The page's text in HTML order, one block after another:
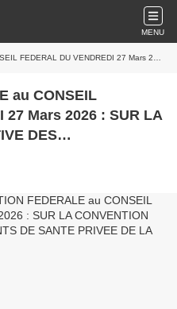
MENU
COLLECTIVE DES ETABLISSEMENTS DE SANTE PRIVEE DE LA GUADELOUPE.
27 Mars 2026 : SUR LA
DES
PRIVEE DE LA